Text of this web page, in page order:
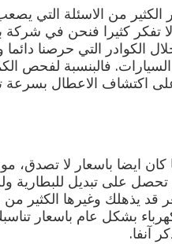
من الاسئلة التي يصعب
تفكر كثيرا فنحن في شركة
الكوادر التي حرصنا
فالبنسبة لفحص
اكتشاف الاعطال بسرعة
ايضا باسعار لا تصدق،
تحصل على تبديل للبطارية
قد يذهلك وغيرها الكثير من
بشكل عام باسعار
آنفا.